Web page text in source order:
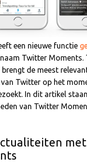
een nieuwe functie
Twitter Moments.
de meest
van Twitter op het
In dit artikel
van Twitter